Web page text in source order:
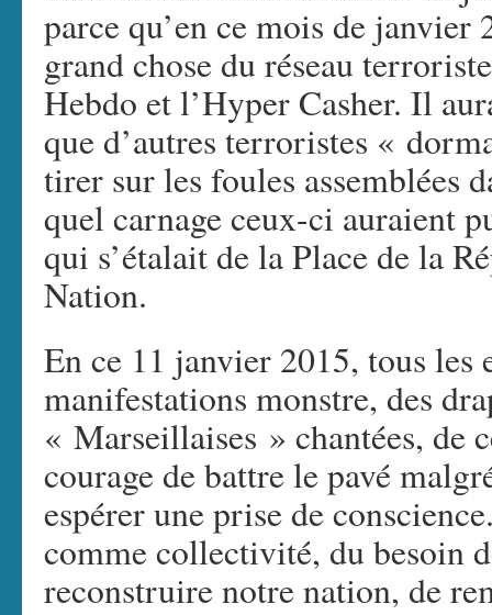
parce qu’en ce mois de janvier
grand chose du réseau
Hebdo et l’Hyper Casher. Il
que d’autres terroristes «
tirer sur les foules assemblées
quel carnage ceux-ci auraient
qui s’étalait de la Place de la
Nation.
En ce 11 janvier 2015, tous les
manifestations monstre, des
« Marseillaises » chantées, de
courage de battre le pavé
espérer une prise de
comme collectivité, du besoin
reconstruire notre nation, de